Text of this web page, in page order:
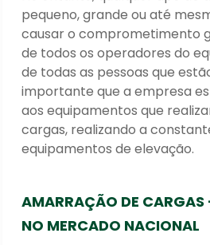
pequeno, grande ou até
causar o comprometimento
de todos os operadores do
de todas as pessoas que
importante que a empresa
aos equipamentos que
cargas, realizando a
equipamentos de elevação.
AMARRAÇÃO DE CARGAS
NO MERCADO NACIONAL